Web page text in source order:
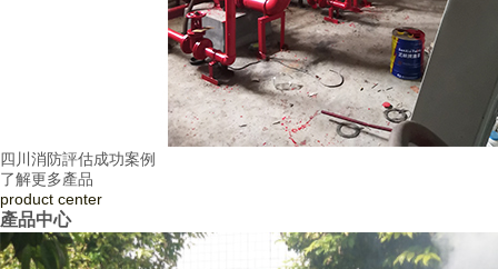
四川消防評估成功案例
了解更多產品
product center
產品中心